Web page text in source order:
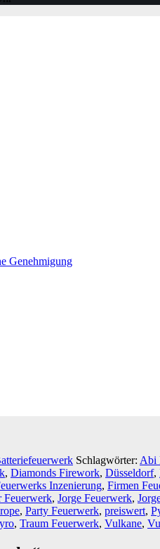
Genehmigung
Schlagwörter: Abi
, Diamonds Firework, Düsseldorf,
Inzenierung, Firmen
Feuerwerk, Jorge Feuerwerk,
, Party Feuerwerk, preiswert,
, Traum Feuerwerk, Vulkane,